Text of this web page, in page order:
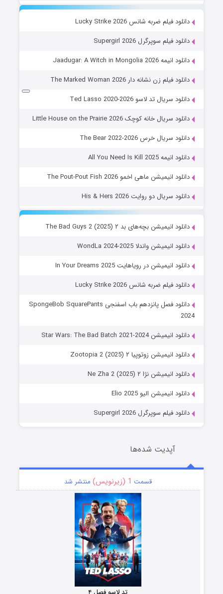
دانلود فیلم ضربه شانس Lucky Strike 2026
دانلود فیلم سوپرگرل Supergirl 2026
دانلود انیمه Jaadugar: A Witch in Mongolia 2026
دانلود فیلم زن نشانه دار The Marked Woman 2026
دانلود سریال تد لاسو Ted Lasso 2020-2026
دانلود سریال خانه کوچک Little House on the Prairie 2026
دانلود سریال خرس The Bear 2022-2026
دانلود انیمه All You Need Is Kill 2025
دانلود انیمیشن ماهی اخمو The Pout-Pout Fish 2026
دانلود سریال دو روایت His & Hers 2026
دانلود انیمیشن بچه‌های بد ۲ The Bad Guys 2 (2025)
دانلود انیمیشن واندلا WondLa 2024-2025
دانلود انیمیشن در رویاهایت In Your Dreams 2025
دانلود فیلم ضربه شانس Lucky Strike 2026
دانلود فصل پانزدهم باب اسفنجی SpongeBob SquarePants
2024
دانلود انیمیشن Star Wars: The Bad Batch 2021-2024
دانلود انیمیشن زوتوپیا ۲ Zootopia 2 (2025)
دانلود انیمیشن نژا ۲ Ne Zha 2 (2025)
دانلود انیمیشن الیو Elio 2025
دانلود فیلم سوپرگرل Supergirl 2026
آپدیت شده‌ها
قسمت 1 (زیرنویس) منتشر شد